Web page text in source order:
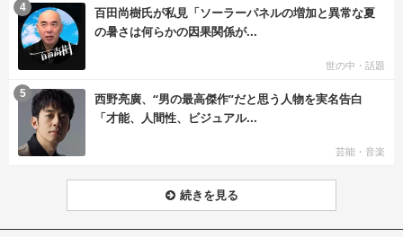
百田尚樹氏が私見「ソーラーパネルの増加と異常な夏
の暑さは何らかの因果関係が...
世の中・話題
4
西野亮廣、“男の最高傑作”だと思う人物を実名告白
「才能、人間性、ビジュアル...
芸能・音楽
5
続きを見る